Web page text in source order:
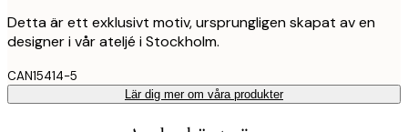
Detta är ett exklusivt motiv, ursprungligen skapat av en
designer i vår ateljé i Stockholm.
CAN15414-5
Lär dig mer om våra produkter